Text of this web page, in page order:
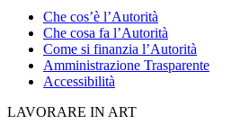
Che cos’è l’Autorità
Che cosa fa l’Autorità
Come si finanzia l’Autorità
Amministrazione Trasparente
Accessibilità
LAVORARE IN ART